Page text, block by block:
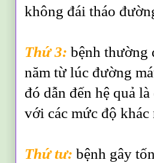
không đái tháo
Thứ 3: bệnh thường
năm từ lúc đường
đó dẫn đến hệ quả
với các mức độ
Thứ tư: bệnh gây